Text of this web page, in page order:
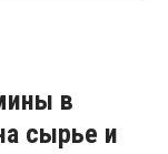
в
сырье и